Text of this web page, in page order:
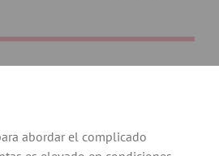
abordar el complicado